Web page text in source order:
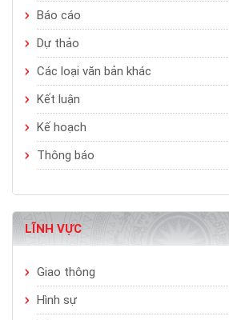
Báo cáo
Dự thảo
Các loại văn bản khác
Kết luận
Kế hoạch
Thông báo
LĨNH VỰC
Giao thông
Hình sự